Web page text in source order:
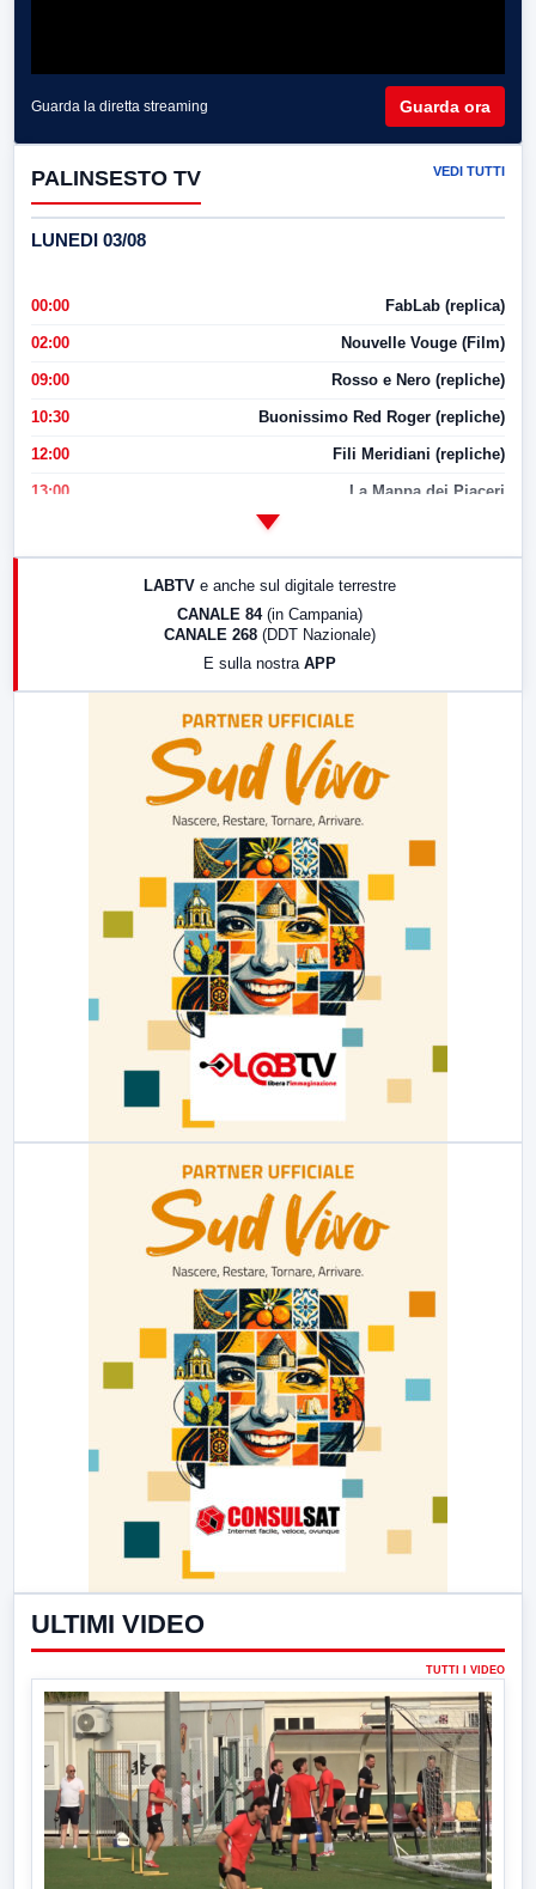
Guarda la diretta streaming Guarda ora
PALINSESTO TV VEDI TUTTI
LUNEDI 03/08
00:00 FabLab (replica)
02:00 Nouvelle Vouge (Film)
09:00 Rosso e Nero (repliche)
10:30 Buonissimo Red Roger (repliche)
12:00 Fili Meridiani (repliche)
13:00 La Mappa dei Piaceri
LABTV e anche sul digitale terrestre
CANALE 84 (in Campania)
CANALE 268 (DDT Nazionale)
E sulla nostra APP
ULTIMI VIDEO
TUTTI I VIDEO